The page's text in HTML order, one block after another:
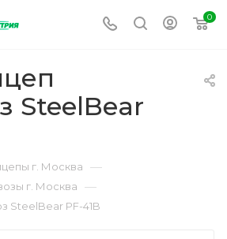
0
SteelBear
г. Москва —
г. Москва —
SteelBear PF-41B